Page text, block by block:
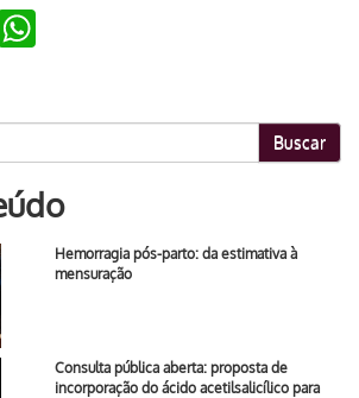
Buscar
Hemorragia pós-parto: da estimativa à
mensuração
Consulta pública aberta: proposta de
incorporação do ácido acetilsalicílico para